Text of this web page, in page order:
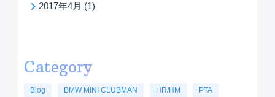
2017年4月 (1)
Category
Blog BMW MINI CLUBMAN HR/HM PTA